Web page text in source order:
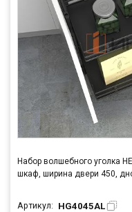
Набор волшебного уголка
шкаф, ширина двери 450,
Артикул: HG4045AL